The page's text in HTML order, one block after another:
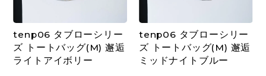
tenp06 タブローシリー
ズ トートバッグ(M) 邂逅
ライトアイボリー
tenp06 タブローシリー
ズ トートバッグ(M) 邂逅
ミッドナイトブルー